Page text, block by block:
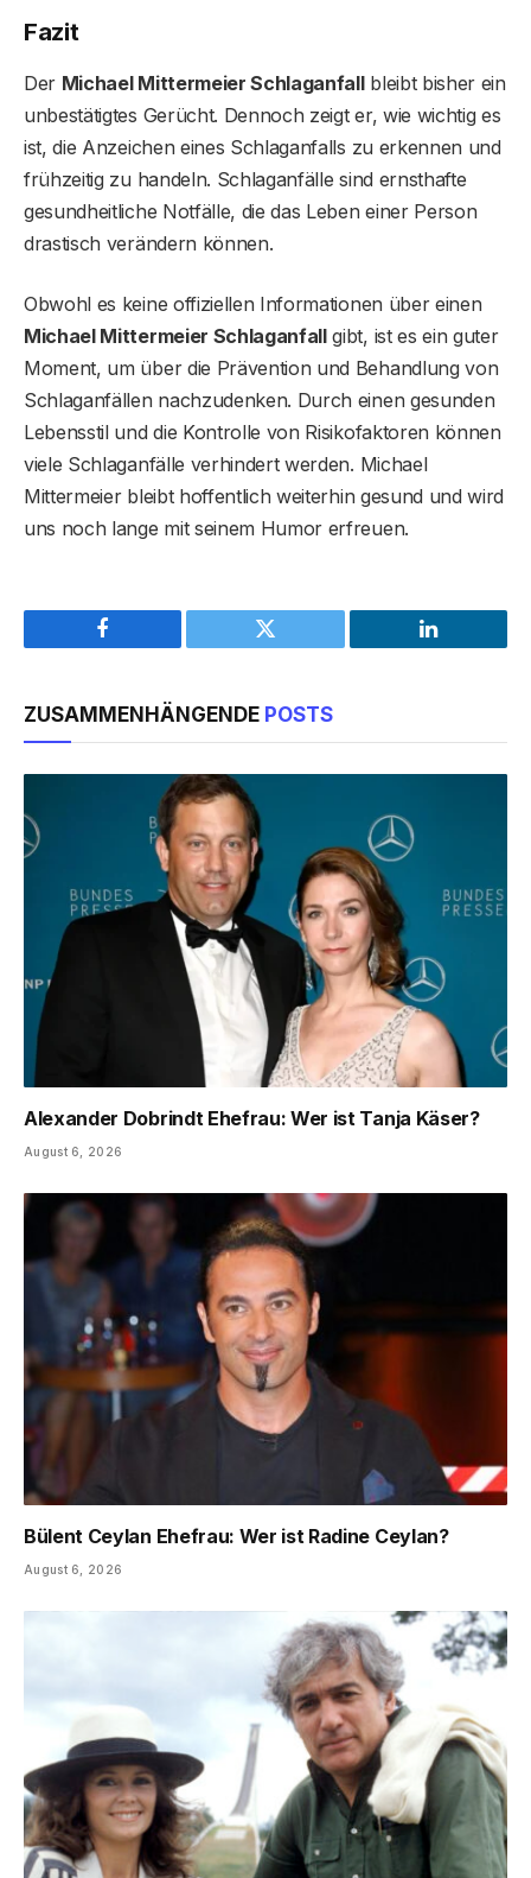
Fazit
Der Michael Mittermeier Schlaganfallbleibt bisher ein
unbestätigtes Gerücht. Dennoch zeigt er, wie wichtig es
ist, die Anzeichen eines Schlaganfalls zu erkennen und
frühzeitig zu handeln. Schlaganfälle sind ernsthafte
gesundheitliche Notfälle, die das Leben einer Person
drastisch verändern können.
Obwohl es keine offiziellen Informationen über einen
Michael Mittermeier Schlaganfallgibt, ist es ein guter
Moment, um über die Prävention und Behandlung von
Schlaganfällen nachzudenken. Durch einen gesunden
Lebensstil und die Kontrolle von Risikofaktoren können
viele Schlaganfälle verhindert werden. Michael
Mittermeier bleibt hoffentlich weiterhin gesund und wird
uns noch lange mit seinem Humor erfreuen.
Facebook Twitter LinkedIn
ZUSAMMENHÄNGENDE POSTS
Alexander Dobrindt Ehefrau: Wer ist Tanja Käser?
August 6, 2026
Bülent Ceylan Ehefrau: Wer ist Radine Ceylan?
August 6, 2026